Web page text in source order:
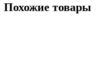
Похожие товары